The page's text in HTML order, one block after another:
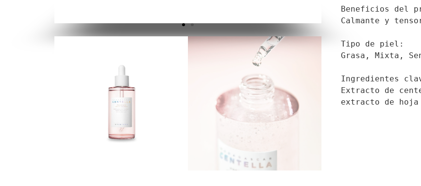
Beneficios del
Calmante y
Tipo de piel:
Grasa, Mixta,
Ingredientes
Extracto de
extracto de hoja